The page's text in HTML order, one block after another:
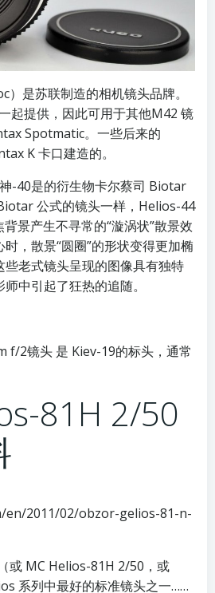
是苏联制造的相机镜头品牌。
起提供，因此可用于其他M42 镜
Spotmatic。一些后来的
K 卡口建造的。
-40是的衍生物卡尔蔡司 Biotar
公式的镜头一样，Helios-44
景产生不寻常的“漩涡状”散景效
，散景“圆圈”的形状变得更加椭
些老式镜头呈现的图像具有独特
中引起了狂热的追随。
f/2镜头 是 Kiev-19的标头，通常
81H 2/50
en/2011/02/obzor-gelios-81-n-
或 MC Helios-81H 2/50，或
系列中最好的标准镜头之一……